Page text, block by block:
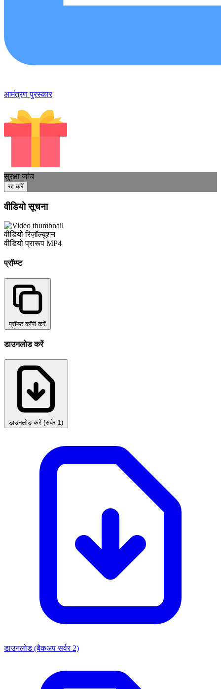
आमंत्रण पुरस्कार
सुरक्षा जांच
रद्द करें
वीडियो सूचना
वीडियो रिज़ॉल्यूशन
वीडियो प्रारूप MP4
प्रॉम्प्ट
प्रॉम्प्ट कॉपी करें
डाउनलोड करें
डाउनलोड करें (सर्वर 1)
डाउनलोड (बैकअप सर्वर 2)